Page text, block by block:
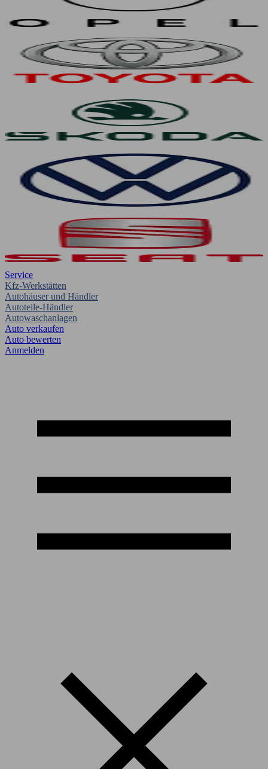
Service
Kfz-Werkstätten
Autohäuser und Händler
Autoteile-Händler
Autowaschanlagen
Auto verkaufen
Auto bewerten
Anmelden